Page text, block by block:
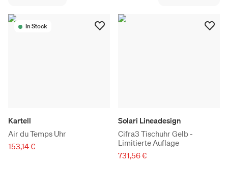
In Stock
Kartell
Air du Temps Uhr
153,14 €
Solari Lineadesign
Cifra3 Tischuhr Gelb -
Limitierte Auflage
731,56 €